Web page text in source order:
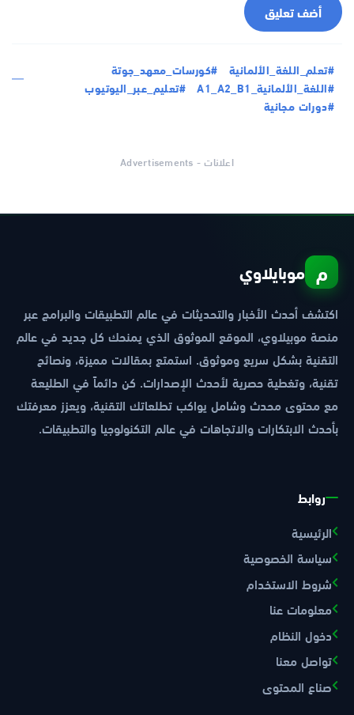
أضف تعليق
#تعلم_اللغة_الألمانية
#كورسات_معهد_جوتة
#اللغة_الألمانية_A1_A2_B1
#تعليم_عبر_اليوتيوب
#دورات مجانية
اعلانات - Advertisements
م موبايلاوي
اكتشف أحدث الأخبار والتحديثات في عالم التطبيقات والبرامج عبر
منصة موبيلاوي، الموقع الموثوق الذي يمنحك كل جديد في عالم
التقنية بشكل سريع وموثوق. استمتع بمقالات مميزة، ونصائح
تقنية، وتغطية حصرية لأحدث الإصدارات. كن دائماً في الطليعة
مع محتوى محدث وشامل يواكب تطلعاتك التقنية، ويعزز معرفتك
بأحدث الابتكارات والاتجاهات في عالم التكنولوجيا والتطبيقات.
روابط
الرئيسية
سياسة الخصوصية
شروط الاستخدام
معلومات عنا
دخول النظام
تواصل معنا
صناع المحتوى